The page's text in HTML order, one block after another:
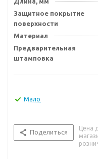
Защитное покрытие
поверхности
Материал
Предварительная
штамповка
Мало
Поделиться
Цена